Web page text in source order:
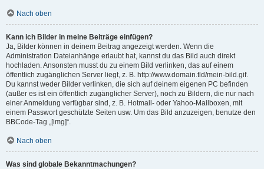
Nach oben
Kann ich Bilder in meine Beiträge einfügen?
Ja, Bilder können in deinem Beitrag angezeigt werden. Wenn die
Administration Dateianhänge erlaubt hat, kannst du das Bild auch direkt
hochladen. Ansonsten musst du zu einem Bild verlinken, das auf einem
öffentlich zugänglichen Server liegt, z. B. http://www.domain.tld/mein-bild.gif.
Du kannst weder Bilder verlinken, die sich auf deinem eigenen PC befinden
(außer es ist ein öffentlich zugänglicher Server), noch zu Bildern, die nur nach
einer Anmeldung verfügbar sind, z. B. Hotmail- oder Yahoo-Mailboxen, mit
einem Passwort geschützte Seiten usw. Um das Bild anzuzeigen, benutze den
BBCode-Tag „[img]“.
Nach oben
Was sind globale Bekanntmachungen?